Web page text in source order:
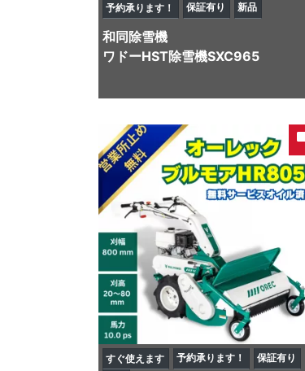
予約承ります！ 保証有り 新品
和同 除雪機
ワドーHST除雪機SXC965
すぐ使えます 予約承ります！
保証有り